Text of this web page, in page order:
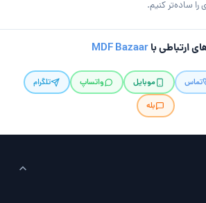
ساده‌تر کنیم.
ارتباطی باMDF Bazaar
تماس موبایل واتساپ
تلگرام
بله